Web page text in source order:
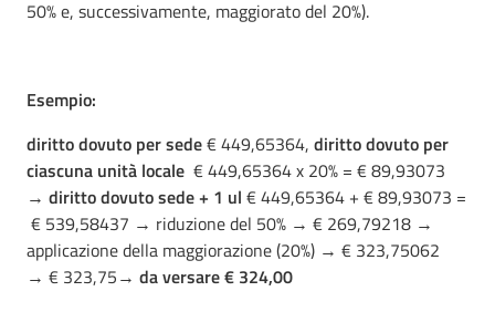
50% e, successivamente, maggiorato del 20%).
Esempio:
diritto dovuto per sede€ 449,65364, diritto dovuto per
ciascuna unità locale € 449,65364 x 20% = € 89,93073
→ diritto dovuto sede + 1 ul € 449,65364 + € 89,93073 =
€ 539,58437 → riduzione del 50% → € 269,79218 →
applicazione della maggiorazione (20%) → € 323,75062
→ € 323,75→ da versare € 324,00